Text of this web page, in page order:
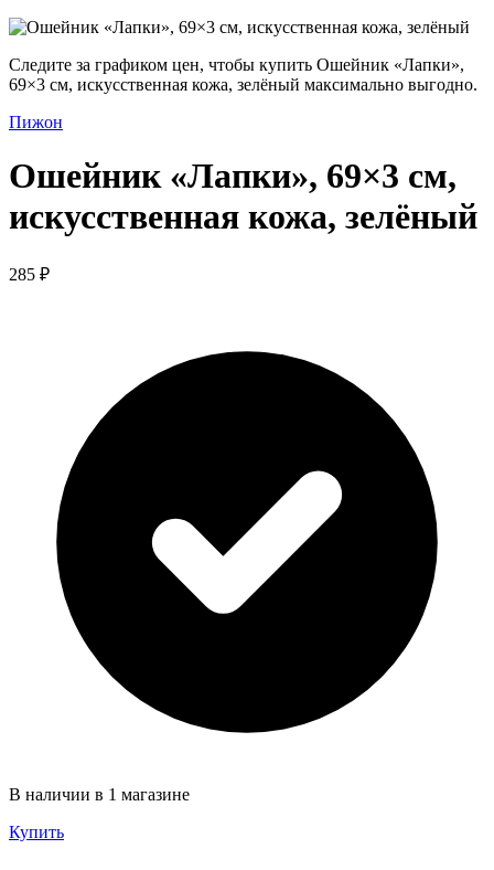
Следите за графиком цен, чтобы купить Ошейник «Лапки»,
69×3 см, искусственная кожа, зелёный максимально выгодно.
Пижон
Ошейник «Лапки», 69×3 см,
искусственная кожа, зелёный
285 ₽
В наличии в 1 магазине
Купить